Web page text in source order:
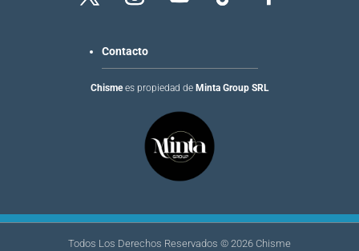
Contacto
Chismees propiedad de Minta Group SRL
Todos Los Derechos Reservados © 2026 Chisme